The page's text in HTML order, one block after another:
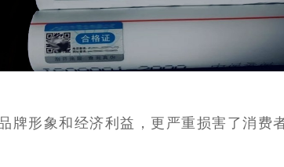
牌形象和经济利益，更严重损害了消费